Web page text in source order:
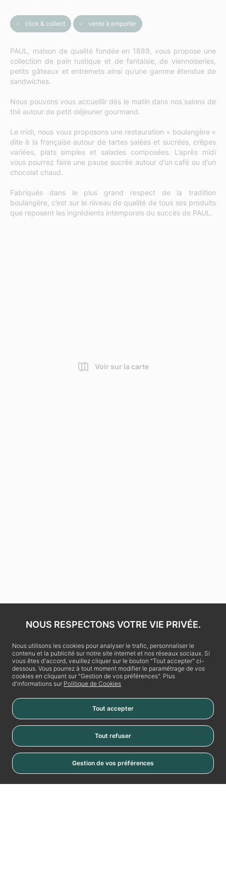
click & collect vente à emporter
PAUL, maison de qualité fondée en 1889, vous propose une
collection de pain rustique et de fantaisie, de viennoiseries,
petits gâteaux et entremets ainsi qu’une gamme étendue de
sandwiches.
Nous pouvons vous accueillir dès le matin dans nos salons de
thé autour de petit déjeuner gourmand.
Le midi, nous vous proposons une restauration « boulangère »
dite à la française autour de tartes salées et sucrées, crêpes
variées, plats simples et salades composées. L’après midi
vous pourrez faire une pause sucrée autour d’un café ou d’un
chocolat chaud.
Fabriqués dans le plus grand respect de la tradition
boulangère, c’est sur le niveau de qualité de tous ses produits
que reposent les ingrédients intemporels du succès de PAUL.
Voir sur la carte
La Vache Noire
NOUS RESPECTONS VOTRE VIE PRIVÉE.
Nous utilisons les cookies pour analyser le trafic, personnaliser le
contenu et la publicité sur notre site internet et nos réseaux sociaux. Si
vous êtes d'accord, veuillez cliquer sur le bouton "Tout accepter" ci-
dessous. Vous pourrez à tout moment modifier le paramétrage de vos
cookies en cliquant sur "Gestion de vos préférences". Plus
d'informations sur Politique de Cookies
Tout accepter
Tout refuser
Gestion de vos préférences